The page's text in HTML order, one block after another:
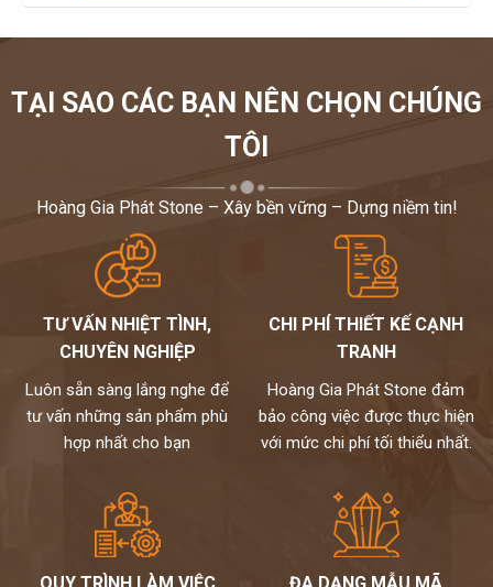
sản phẩm của những nhà cung cấp uy tín để có sự lựa chọn phù
hợp. Đồng thời, bạn cũng nên tính toán chi phí thi công và lắp đặt
đẹp, sang trọng và ấm cúng với chi phí tiết kiệm nhất.
Hãy gọi cho chúng tôi0972101656 để được tư vấn,cụ
thể..giải đáp mọi thắc mắc của bạn
TẠI SAO CÁC BẠN NÊN CHỌN CHÚNG
TÔI
Hoàng Gia Phát Stone – Xây bền vững – Dựng niềm tin!
TƯ VẤN NHIỆT TÌNH,
CHUYÊN NGHIỆP
Luôn sẵn sàng lắng nghe để
tư vấn những sản phẩm phù
hợp nhất cho bạn
CHI PHÍ THIẾT KẾ CẠNH
TRANH
Hoàng Gia Phát Stone đảm
bảo công việc được thực hiện
với mức chi phí tối thiểu nhất.